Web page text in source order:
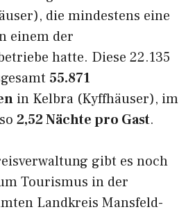
die mindestens eine
einem der
hatte. Diese 22.135
55.871
in Kelbra (Kyffhäuser), im
2,52 Nächte pro Gast.
gibt es noch
Tourismus in der
Landkreis Mansfeld-